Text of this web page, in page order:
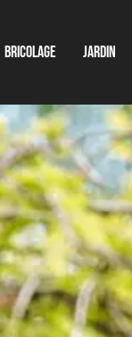
Bricolage Jardin